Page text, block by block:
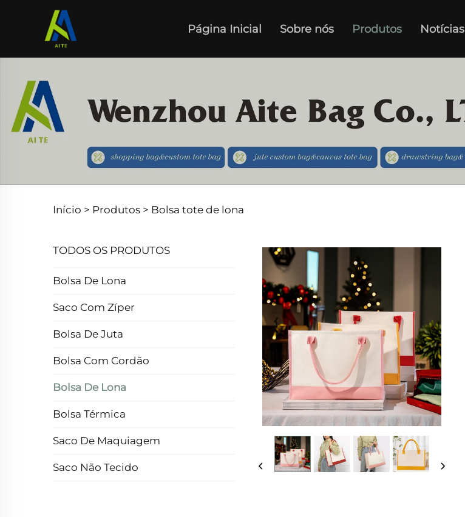
Página Inicial Sobre nós Produtos Notícias
Início > Produtos > Bolsa tote de lona
TODOS OS PRODUTOS
Bolsa De Lona
Saco Com Zíper
Bolsa De Juta
Bolsa Com Cordão
Bolsa De Lona
Bolsa Térmica
Saco De Maquiagem
Saco Não Tecido